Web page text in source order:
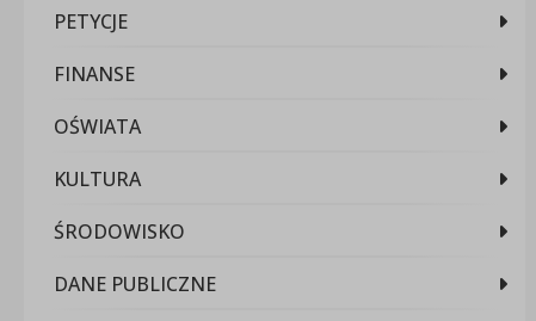
PETYCJE
FINANSE
OŚWIATA
KULTURA
ŚRODOWISKO
DANE PUBLICZNE